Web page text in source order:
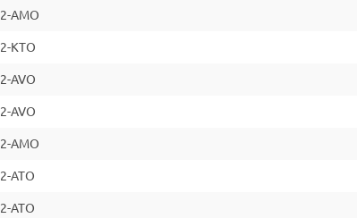
для широкого спектра применений. Оснащение
работать даже с загрязненной водой, что
AMO
KTO
AVO
AVO
AMO
ATO
ATO